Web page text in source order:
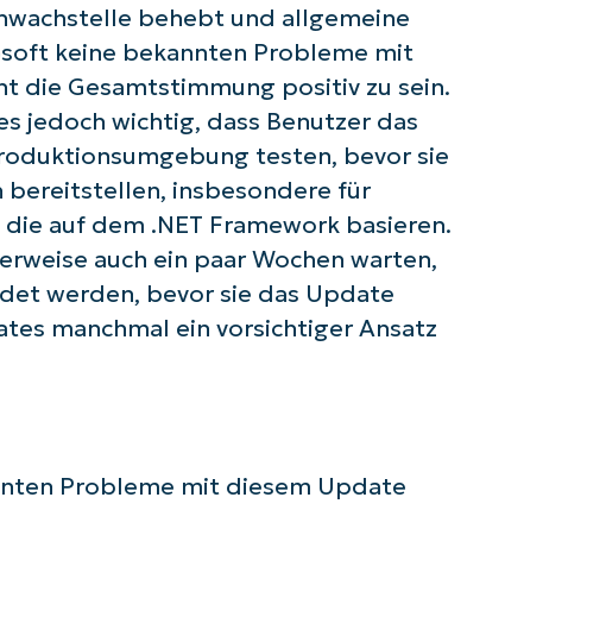
behebt und allgemeine
keine bekannten Probleme mit
die Gesamtstimmung positiv zu sein.
jedoch wichtig, dass Benutzer das
testen, bevor sie
bereitstellen, insbesondere für
auf dem .NET Framework basieren.
auch ein paar Wochen warten,
werden, bevor sie das Update
manchmal ein vorsichtiger Ansatz
Probleme mit diesem Update
Land
Company
name*